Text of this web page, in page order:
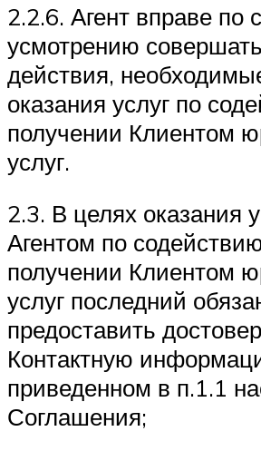
2.2.6. Агент вправе по
усмотрению
действия,
оказания услуг по
получении Клиентом
услуг.
2.3. В целях оказания
Агентом по
получении Клиентом
услуг последний
предоставить
Контактную
приведенном в п.1.1
Соглашения;